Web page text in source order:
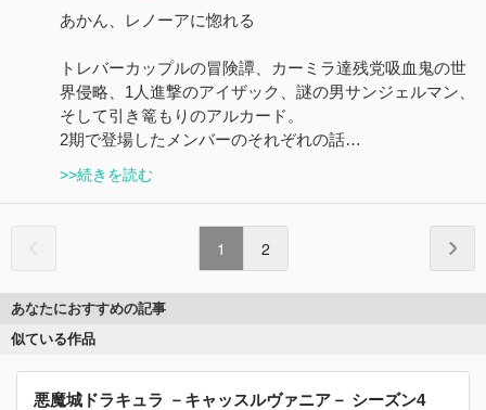
あかん、レノーアに惚れる
トレバーカップルの冒険譚、カーミラ達残党吸血鬼の世
界侵略、1人進撃のアイザック、謎の男サンジェルマン、
そして引き篭もりのアルカード。
2期で登場したメンバーのそれぞれの話…
>>続きを読む
1 2
あなたにおすすめの記事
似ている作品
悪魔城ドラキュラ －キャッスルヴァニア－ シーズン4